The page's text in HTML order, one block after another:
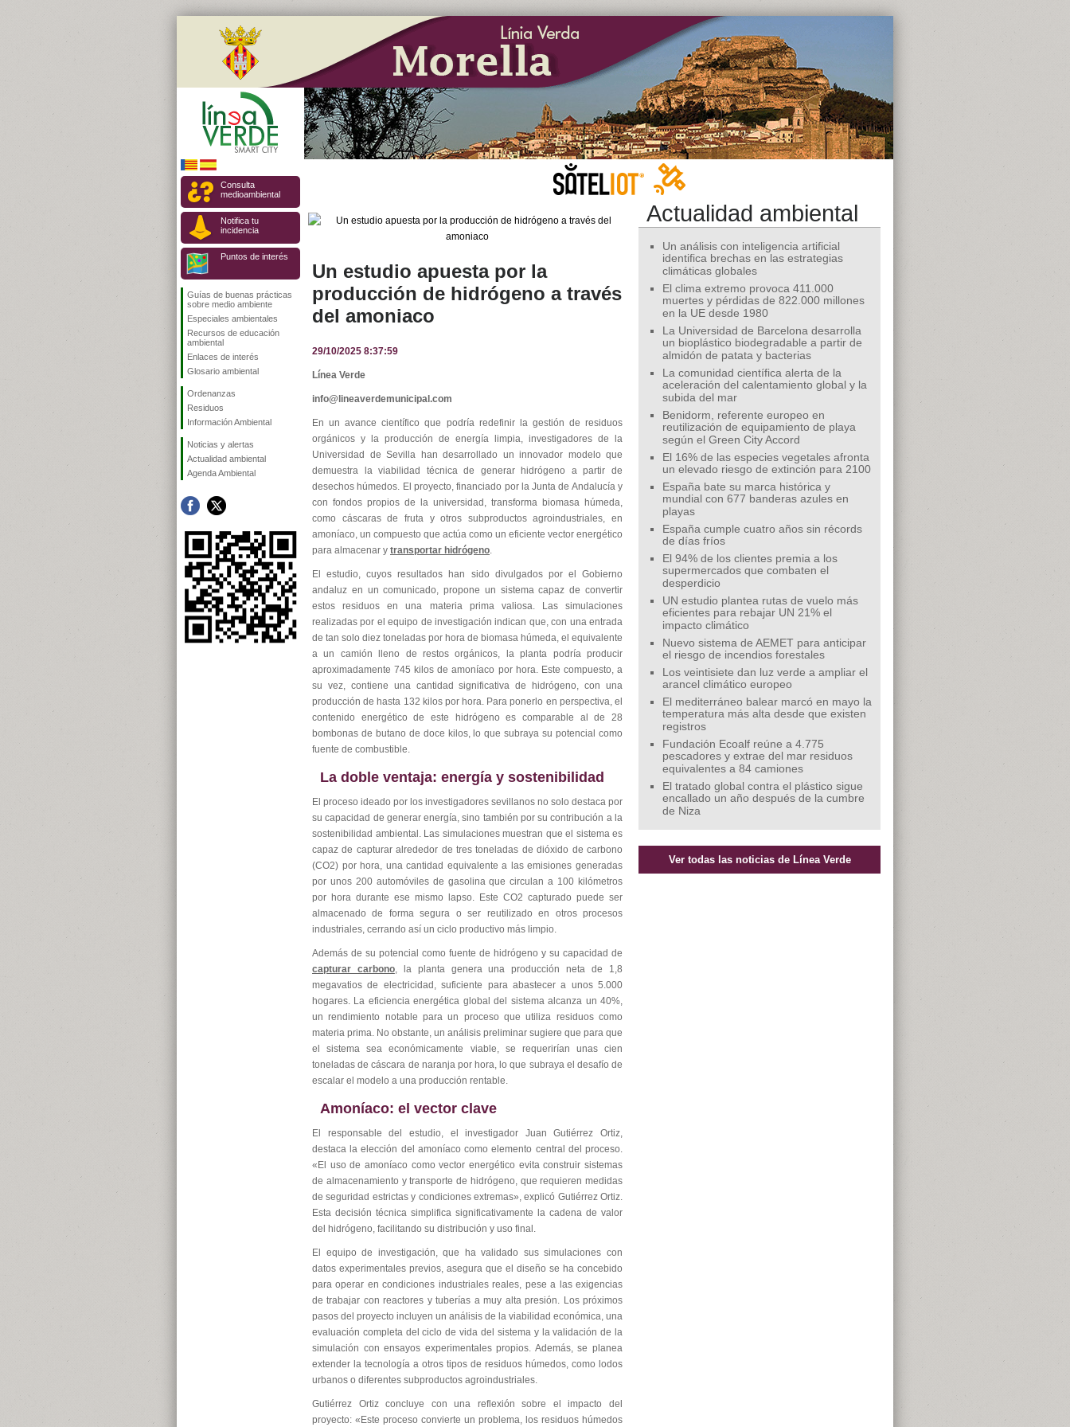
Consulta
medioambiental
Notifica tu
incidencia
Puntos de interés
Guías de buenas prácticas
sobre medio ambiente
Especiales ambientales
Recursos de educación
ambiental
Enlaces de interés
Glosario ambiental
Ordenanzas
Residuos
Información Ambiental
Noticias y alertas
Actualidad ambiental
Agenda Ambiental
Un estudio apuesta por la
producción de hidrógeno a través
del amoniaco
29/10/2025 8:37:59
Línea Verde
info@lineaverdemunicipal.com
En un avance científico que podría redefinir la gestión de residuos
orgánicos y la producción de energía limpia, investigadores de la
Universidad de Sevilla han desarrollado un innovador modelo que
demuestra la viabilidad técnica de generar hidrógeno a partir de
desechos húmedos. El proyecto, financiado por la Junta de Andalucía y
con fondos propios de la universidad, transforma biomasa húmeda,
como cáscaras de fruta y otros subproductos agroindustriales, en
amoníaco, un compuesto que actúa como un eficiente vector energético
para almacenar y transportar hidrógeno.
El estudio, cuyos resultados han sido divulgados por el Gobierno
andaluz en un comunicado, propone un sistema capaz de convertir
estos residuos en una materia prima valiosa. Las simulaciones
realizadas por el equipo de investigación indican que, con una entrada
de tan solo diez toneladas por hora de biomasa húmeda, el equivalente
a un camión lleno de restos orgánicos, la planta podría producir
aproximadamente 745 kilos de amoníaco por hora. Este compuesto, a
su vez, contiene una cantidad significativa de hidrógeno, con una
producción de hasta 132 kilos por hora. Para ponerlo en perspectiva, el
contenido energético de este hidrógeno es comparable al de 28
bombonas de butano de doce kilos, lo que subraya su potencial como
fuente de combustible.
La doble ventaja: energía y sostenibilidad
El proceso ideado por los investigadores sevillanos no solo destaca por
su capacidad de generar energía, sino también por su contribución a la
sostenibilidad ambiental. Las simulaciones muestran que el sistema es
capaz de capturar alrededor de tres toneladas de dióxido de carbono
(CO2​) por hora, una cantidad equivalente a las emisiones generadas
por unos 200 automóviles de gasolina que circulan a 100 kilómetros
por hora durante ese mismo lapso. Este CO2​ capturado puede ser
almacenado de forma segura o ser reutilizado en otros procesos
industriales, cerrando así un ciclo productivo más limpio.
Además de su potencial como fuente de hidrógeno y su capacidad de
capturar carbono, la planta genera una producción neta de 1,8
megavatios de electricidad, suficiente para abastecer a unos 5.000
hogares. La eficiencia energética global del sistema alcanza un 40%,
un rendimiento notable para un proceso que utiliza residuos como
materia prima. No obstante, un análisis preliminar sugiere que para que
el sistema sea económicamente viable, se requerirían unas cien
toneladas de cáscara de naranja por hora, lo que subraya el desafío de
escalar el modelo a una producción rentable.
Amoníaco: el vector clave
El responsable del estudio, el investigador Juan Gutiérrez Ortiz,
destaca la elección del amoníaco como elemento central del proceso.
«El uso de amoníaco como vector energético evita construir sistemas
de almacenamiento y transporte de hidrógeno, que requieren medidas
de seguridad estrictas y condiciones extremas», explicó Gutiérrez Ortiz.
Esta decisión técnica simplifica significativamente la cadena de valor
del hidrógeno, facilitando su distribución y uso final.
El equipo de investigación, que ha validado sus simulaciones con
datos experimentales previos, asegura que el diseño se ha concebido
para operar en condiciones industriales reales, pese a las exigencias
de trabajar con reactores y tuberías a muy alta presión. Los próximos
pasos del proyecto incluyen un análisis de la viabilidad económica, una
evaluación completa del ciclo de vida del sistema y la validación de la
simulación con ensayos experimentales propios. Además, se planea
extender la tecnología a otros tipos de residuos húmedos, como lodos
urbanos o diferentes subproductos agroindustriales.
Gutiérrez Ortiz concluye con una reflexión sobre el impacto del
proyecto: «Este proceso convierte un problema, los residuos húmedos
Actualidad ambiental
Un análisis con inteligencia artificial
identifica brechas en las estrategias
climáticas globales
El clima extremo provoca 411.000
muertes y pérdidas de 822.000 millones
en la UE desde 1980
La Universidad de Barcelona desarrolla
un bioplástico biodegradable a partir de
almidón de patata y bacterias
La comunidad científica alerta de la
aceleración del calentamiento global y la
subida del mar
Benidorm, referente europeo en
reutilización de equipamiento de playa
según el Green City Accord
El 16% de las especies vegetales afronta
un elevado riesgo de extinción para 2100
España bate su marca histórica y
mundial con 677 banderas azules en
playas
España cumple cuatro años sin récords
de días fríos
El 94% de los clientes premia a los
supermercados que combaten el
desperdicio
UN estudio plantea rutas de vuelo más
eficientes para rebajar UN 21% el
impacto climático
Nuevo sistema de AEMET para anticipar
el riesgo de incendios forestales
Los veintisiete dan luz verde a ampliar el
arancel climático europeo
El mediterráneo balear marcó en mayo la
temperatura más alta desde que existen
registros
Fundación Ecoalf reúne a 4.775
pescadores y extrae del mar residuos
equivalentes a 84 camiones
El tratado global contra el plástico sigue
encallado un año después de la cumbre
de Niza
Ver todas las noticias de Línea Verde